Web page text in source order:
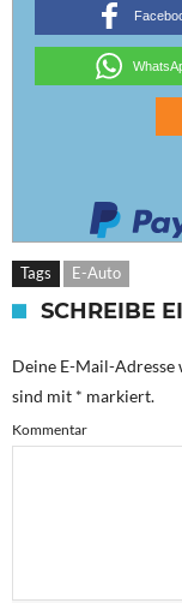
Tags E-Auto
SCHREIBE
Deine E-Mail-
sind mit * markiert.
Kommentar